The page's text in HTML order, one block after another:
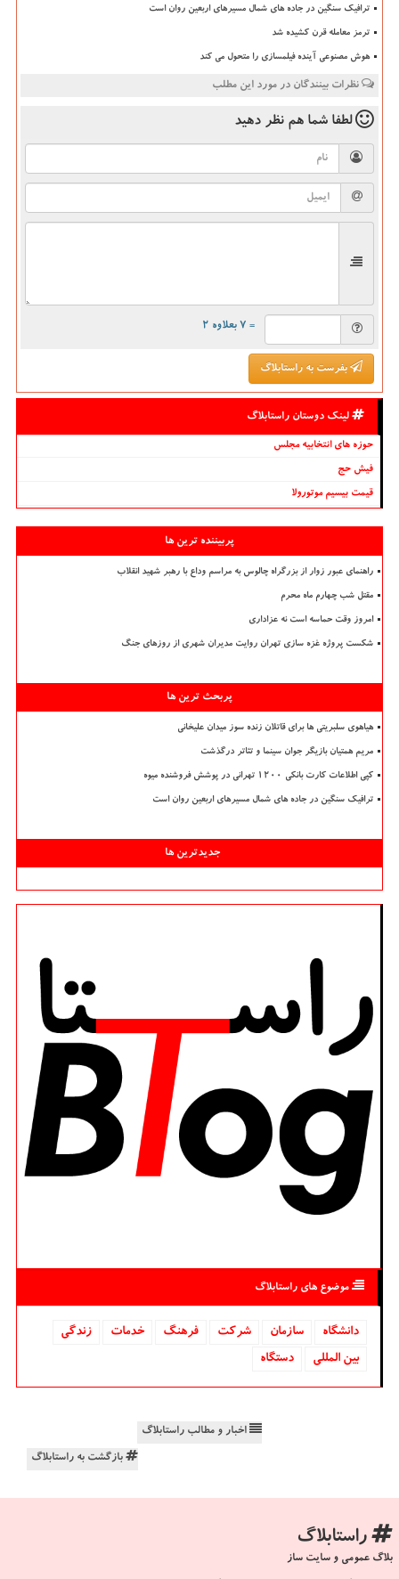
ترافیک سنگین در جاده های شمال مسیرهای اربعین روان است
ترمز معامله قرن کشیده شد
هوش مصنوعی آینده فیلمسازی را متحول می کند
نظرات بینندگان در مورد این مطلب
لطفا شما هم نظر دهید
= ۷ بعلاوه ۲
بفرست به راستابلاگ
لینک دوستان راستابلاگ
حوزه های انتخابیه مجلس
فیش حج
قیمت بیسیم موتورولا
پربیننده ترین ها
راهنمای عبور زوار از بزرگراه چالوس به مراسم وداع با رهبر شهید انقلاب
مقتل شب چهارم ماه محرم
امروز وقت حماسه است نه عزاداری
شکست پروژه غزه سازی تهران روایت مدیران شهری از روزهای جنگ
پربحث ترین ها
هیاهوی سلبریتی ها برای قاتلان زنده سوز میدان علیخانی
مریم همتیان بازیگر جوان سینما و تئاتر درگذشت
کپی اطلاعات کارت بانکی ۱۲۰۰ تهرانی در پوشش فروشنده میوه
ترافیک سنگین در جاده های شمال مسیرهای اربعین روان است
جدیدترین ها
موضوع های راستابلاگ
دانشگاه‌ سازمان شركت فرهنگ خدمات
زندگی
بین المللی
دستگاه
اخبار و مطالب راستابلاگ
بازگشت به راستابلاگ
راستابلاگ
بلاگ عمومی و سایت ساز